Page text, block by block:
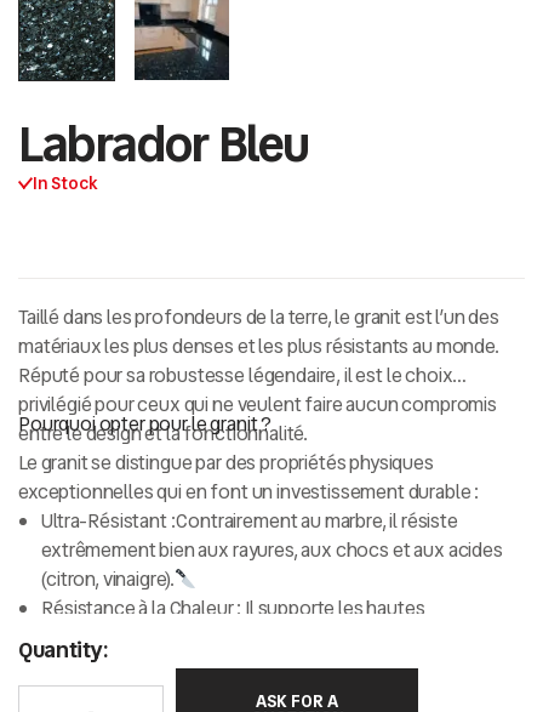
Labrador Bleu
In Stock
Taillé dans les profondeurs de la terre, le granit est l’un des
matériaux les plus denses et les plus résistants au monde.
Réputé pour sarobustesse légendaire, il est le choix
privilégié pour ceux qui ne veulent faire aucun compromis
entre le design et la fonctionnalité.
Pourquoi opter pour le granit ?
Le granit se distingue par des propriétés physiques
exceptionnelles qui en font un investissement durable :
Ultra-Résistant :Contrairement au marbre, il résiste
extrêmement bien aux rayures, aux chocs et aux acides
(citron, vinaigre).
Résistance à la Chaleur : Il supporte les hautes
températures, ce qui en fait le matériau roi pour les
de travail de cuisine.
Esthétique Granulaire :
Son aspect moucheté ou veiné
Quantity:
ASK FOR A